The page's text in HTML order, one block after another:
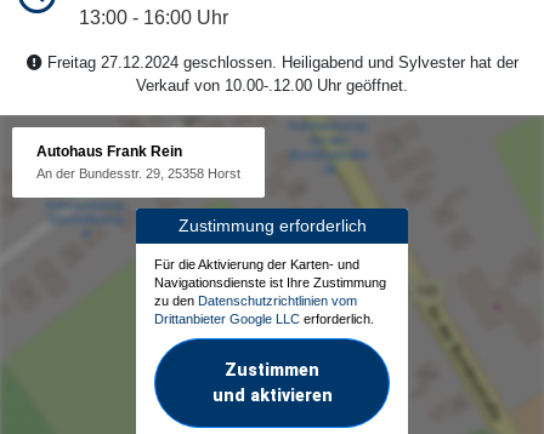
13:00 - 16:00 Uhr
Freitag 27.12.2024 geschlossen. Heiligabend und Sylvester hat der
Verkauf von 10.00-.12.00 Uhr geöffnet.
Autohaus Frank Rein
An der Bundesstr. 29, 25358 Horst
Zustimmung erforderlich
Für die Aktivierung der Karten- und
Navigationsdienste ist Ihre Zustimmung
zu den Datenschutzrichtlinien vom
Drittanbieter Google LLC erforderlich.
Zustimmen
und aktivieren